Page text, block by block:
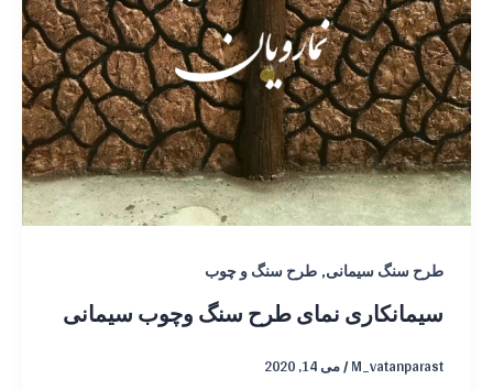
طرح سنگ سیمانی,طرح سنگ و چوب
سیمانکاری نمای طرح سنگ وچوب سیمانی
M_vatanparast
/می 14, 2020